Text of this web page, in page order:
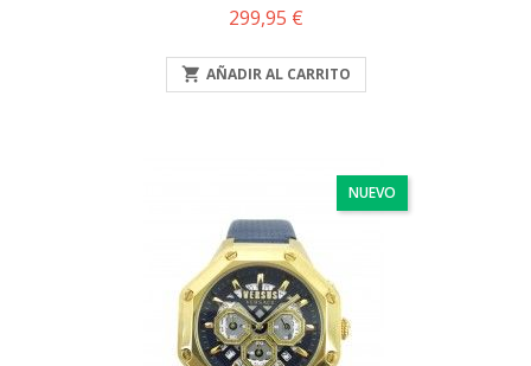
Precio
299,95 €
 AÑADIR AL CARRITO
NUEVO